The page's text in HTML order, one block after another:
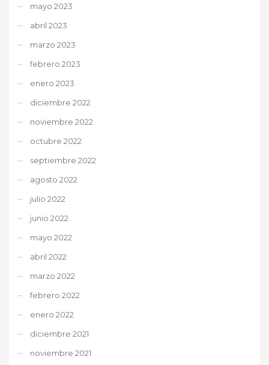
mayo 2023
abril 2023
marzo 2023
febrero 2023
enero 2023
diciembre 2022
noviembre 2022
octubre 2022
septiembre 2022
agosto 2022
julio 2022
junio 2022
mayo 2022
abril 2022
marzo 2022
febrero 2022
enero 2022
diciembre 2021
noviembre 2021